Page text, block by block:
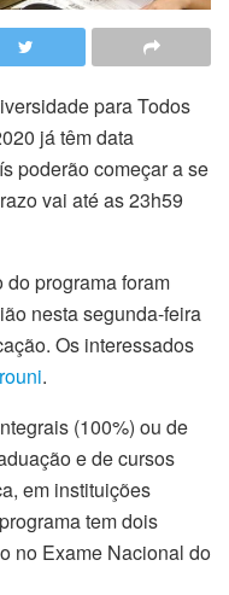
para Todos
já têm data
poderão começar a se
vai até as 23h59
programa foram
nesta segunda-feira
Os interessados
.
(100%) ou de
e de cursos
em instituições
tem dois
no Exame Nacional do